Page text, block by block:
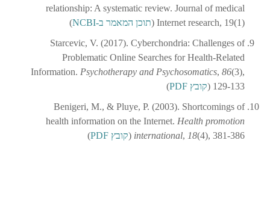
relationship: A systematic review. Journal of medical
Internet research, 19(1) ( תוכן המאמר ב-NCBI
)
Starcevic, V. (2017). Cyberchondria: Challenges of
Problematic Online Searches for Health-Related
Information. Psychotherapy and Psychosomatics, 86(3),
129-133 (
קובץ PDF
)
Benigeri, M., & Pluye, P. (2003). Shortcomings of
health information on the Internet. Health promotion
international, 18(4), 381-386 ( קובץ PDF )